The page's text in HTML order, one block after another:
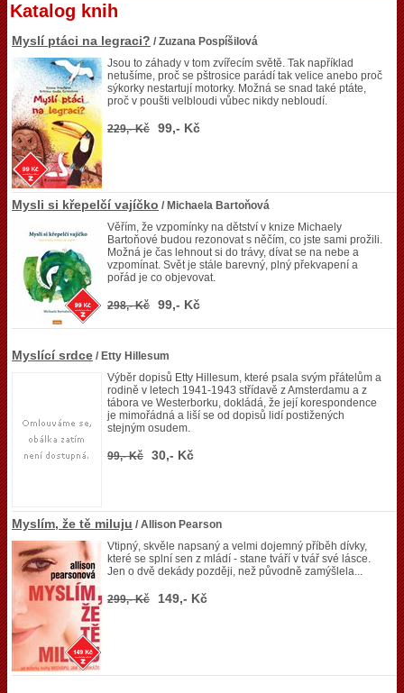
Katalog knih
Myslí ptáci na legraci? / Zuzana Pospíšilová
Jsou to záhady v tom zvířecím světě. Tak například
netušíme, proč se pštrosice parádí tak velice anebo proč
sýkorky nestartují motorky. Možná se snad také ptáte,
proč v poušti velbloudi vůbec nikdy nebloudí.
229,- Kč 99,- Kč
Mysli si křepelčí vajíčko / Michaela Bartoňová
Věřím, že vzpomínky na dětství v knize Michaely
Bartoňové budou rezonovat s něčím, co jste sami prožili.
Možná je čas lehnout si do trávy, dívat se na nebe a
vzpomínat. Svět je stále barevný, plný překvapení a
pořád je co objevovat.
298,- Kč 99,- Kč
Myslící srdce / Etty Hillesum
Výběr dopisů Etty Hillesum, které psala svým přátelům a
rodině v letech 1941-1943 střídavě z Amsterdamu a z
tábora ve Westerborku, dokládá, že její korespondence
je mimořádná a liší se od dopisů lidí postižených
stejným osudem.
99,- Kč 30,- Kč
Myslím, že tě miluju / Allison Pearson
Vtipný, skvěle napsaný a velmi dojemný příběh dívky,
které se splní sen z mládí - stane tváří v tvář své lásce.
Jen o dvě dekády později, než původně zamýšlela...
299,- Kč 149,- Kč